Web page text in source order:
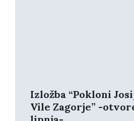
Izložba “Pokloni
Vile Zagorje” -